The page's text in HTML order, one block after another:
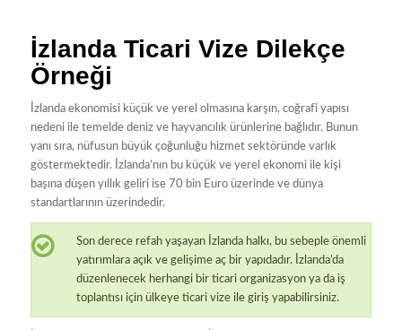
İzlanda Ticari Vize Dilekçe
Örneği
İzlanda ekonomisi küçük ve yerel olmasına karşın, coğrafi yapısı
nedeni ile temelde deniz ve hayvancılık ürünlerine bağlıdır. Bunun
yanı sıra, nüfusun büyük çoğunluğu hizmet sektöründe varlık
göstermektedir. İzlanda’nın bu küçük ve yerel ekonomi ile kişi
başına düşen yıllık geliri ise 70 bin Euro üzerinde ve dünya
standartlarının üzerindedir.
Son derece refah yaşayan İzlanda halkı, bu sebeple önemli
yatırımlara açık ve gelişime aç bir yapıdadır. İzlanda’da
düzenlenecek herhangi bir ticari organizasyon ya da iş
toplantısı için ülkeye ticari vize ile giriş yapabilirsiniz.